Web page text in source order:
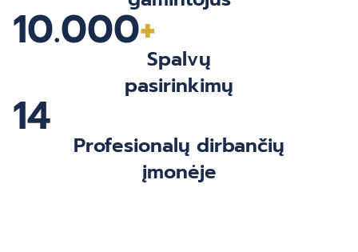
10.000+
Spalvų
pasirinkimų
14
Profesionalų dirbančių
įmonėje